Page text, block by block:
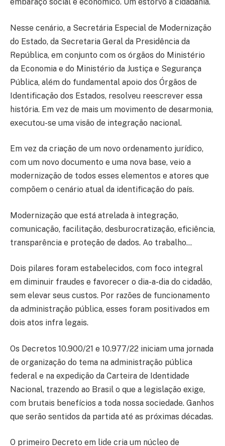
Nesse cenário, a Secretária Especial de Modernização
do Estado, da Secretaria Geral da Presidência da
República, em conjunto com os órgãos do Ministério
da Economia e do Ministério da Justiça e Segurança
Pública, além do fundamental apoio dos Órgãos de
Identificação dos Estados, resolveu reescrever essa
história. Em vez de mais um movimento de desarmonia,
executou-se uma visão de integração nacional.
Em vez da criação de um novo ordenamento jurídico,
com um novo documento e uma nova base, veio a
modernização de todos esses elementos e atores que
compõem o cenário atual da identificação do país.
Modernização que está atrelada à integração,
comunicação, facilitação, desburocratização, eficiência,
transparência e proteção de dados. Ao trabalho…
Dois pilares foram estabelecidos, com foco integral
em diminuir fraudes e favorecer o dia-a-dia do cidadão,
sem elevar seus custos. Por razões de funcionamento
da administração pública, esses foram positivados em
dois atos infra legais.
Os Decretos 10.900/21 e 10.977/22 iniciam uma jornada
de organização do tema na administração pública
federal e na expedição da Carteira de Identidade
Nacional, trazendo ao Brasil o que a legislação exige,
com brutais benefícios a toda nossa sociedade. Ganhos
que serão sentidos da partida até as próximas décadas.
O primeiro Decreto em lide cria um núcleo de